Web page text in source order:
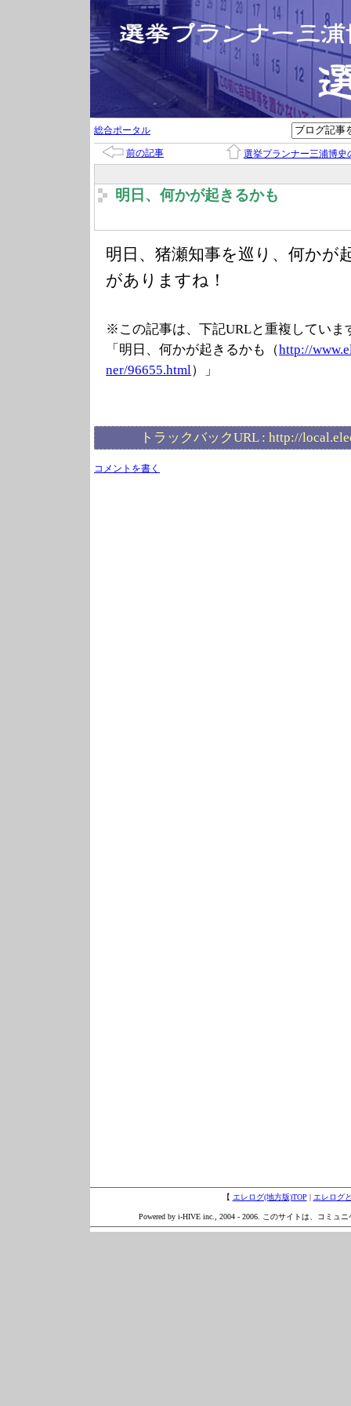
総合ポータル
前の記事 選挙プランナー三浦博史
明日、何かが起きるかも
明日、猪瀬知事を巡り、何かが
がありますね！
※この記事は、下記URLと重複していま
「明日、何かが起きるかも（http://
ner/96655.html ）」
トラックバックURL : http://
コメントを書く
【 エレログ(地方版)TOP | エレログ
Powered by i-HIVE inc., 2004 - 2006. このサイトは、コミュ